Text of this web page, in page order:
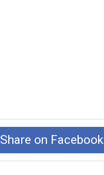
Share on Facebook